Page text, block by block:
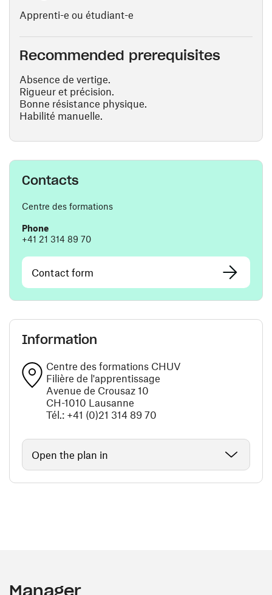
Apprenti-e ou étudiant-e
Recommended prerequisites
Absence de vertige.
Rigueur et précision.
Bonne résistance physique.
Habilité manuelle.
Contacts
Centre des formations
Phone
+41 21 314 89 70
Contact form
Information
Centre des formations CHUV
Filière de l'apprentissage
Avenue de Crousaz 10
CH-1010 Lausanne
Tél.: +41 (0)21 314 89 70
Open the plan in
Manager